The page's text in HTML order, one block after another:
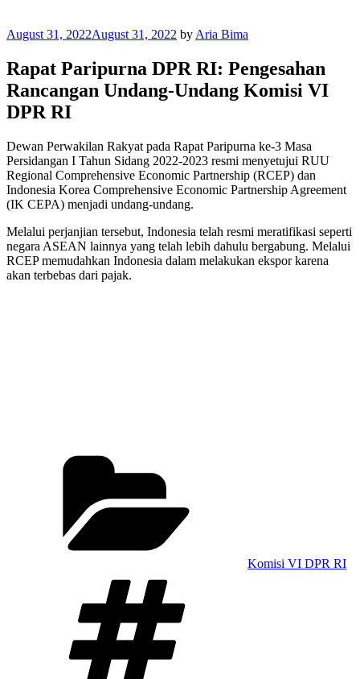
Posted
August 31, 2022August 31, 2022 by Aria Bima
Rapat Paripurna DPR RI: Pengesahan
Rancangan Undang-Undang Komisi VI
DPR RI
Dewan Perwakilan Rakyat pada Rapat Paripurna ke-3 Masa
Persidangan I Tahun Sidang 2022-2023 resmi menyetujui RUU
Regional Comprehensive Economic Partnership (RCEP) dan
Indonesia Korea Comprehensive Economic Partnership Agreement
(IK CEPA) menjadi undang-undang.
Melalui perjanjian tersebut, Indonesia telah resmi meratifikasi seperti
negara ASEAN lainnya yang telah lebih dahulu bergabung. Melalui
RCEP memudahkan Indonesia dalam melakukan ekspor karena
akan terbebas dari pajak.
Komisi VI DPR RI